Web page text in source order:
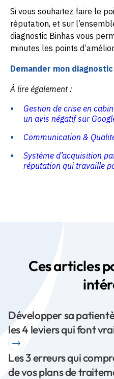
Si vous souhaitez faire le
réputation, et sur
diagnostic Binhas vous
minutes les points
Demander mon
À lire également :
Gestion de crise en
un avis négatif sur
Communication &
Système d’acquisition
réputation qui travaille
Ces articles
Développer sa
les 4 leviers qui font
Les 3 erreurs qui
de vos plans de